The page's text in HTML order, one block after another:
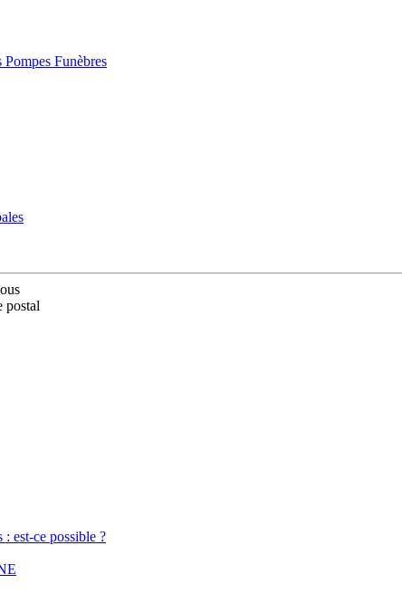
Funèbres
postal
: est-ce possible ?